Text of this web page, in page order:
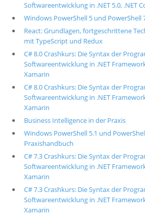
Softwareentwicklung in .NET 5.0, .NET
Windows PowerShell 5 und PowerShell
React: Grundlagen, fortgeschrittene
mit TypeScript und Redux
C# 8.0 Crashkurs: Die Syntax der
Softwareentwicklung in .NET
Xamarin
C# 8.0 Crashkurs: Die Syntax der
Softwareentwicklung in .NET
Xamarin
Business Intelligence in der Praxis
Windows PowerShell 5.1 und
Praxishandbuch
C# 7.3 Crashkurs: Die Syntax der
Softwareentwicklung in .NET
Xamarin
C# 7.3 Crashkurs: Die Syntax der
Softwareentwicklung in .NET
Xamarin